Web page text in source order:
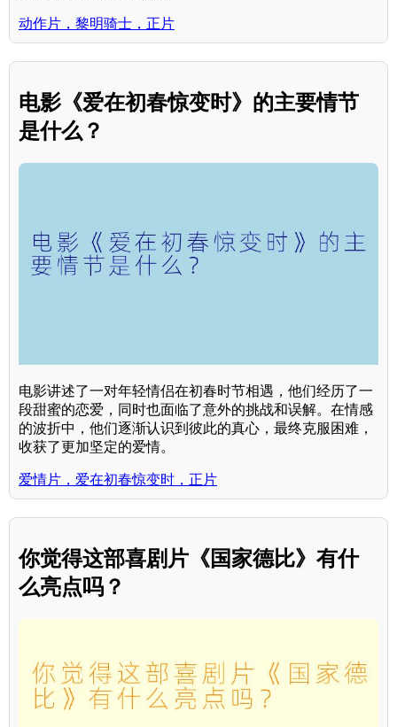
动作片，黎明骑士，正片
电影《爱在初春惊变时》的主要情节
是什么？
电影讲述了一对年轻情侣在初春时节相遇，他们经历了一
段甜蜜的恋爱，同时也面临了意外的挑战和误解。在情感
的波折中，他们逐渐认识到彼此的真心，最终克服困难，
收获了更加坚定的爱情。
爱情片，爱在初春惊变时，正片
你觉得这部喜剧片《国家德比》有什
么亮点吗？